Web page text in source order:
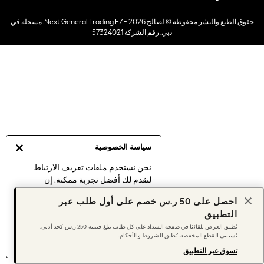
سياسة الخصوصية
نحن نستخدم ملفات تعريف الارتباط
لنقدم لك أفضل تجربة ممكنة. إن
موافقتك على استخدامنا لملفات تعريف
اكتشف المزيد عن إدارة إعدادات ملفات
تعريف الارتباط (الكوكيز).
Dresses
Occasionwear
Sets & Outfits
Sun Hats & Caps
Women's Holiday Shop
Women's Travel Styles
Dresses
Occasionwear
Linen Collection
Tops & T-Shirts
حقوق الطبع والنشر محفوظة © لصالح 2026 Next General Trading FZE. مسجلة في
دبي. رقم الشركة 57324021
احصل على 50 ر.س خصم على أول طلب عبر
التطبيق
يُطبق العرض تلقائيًا في صفحة السداد على كل طلب تبلغ قيمته 250 ر.س كحد أدنى.
تُستثنى القطع المخفضة. تُطبق الشروط والأحكام.
تسوق عبر التطبيق